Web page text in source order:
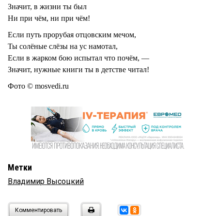
Значит, в жизни ты был
Ни при чём, ни при чём!
Если путь прорубая отцовским мечом,
Ты солёные слёзы на ус намотал,
Если в жарком бою испытал что почём, —
Значит, нужные книги ты в детстве читал!
Фото © mosvedi.ru
Метки
Владимир Высоцкий
Комментировать